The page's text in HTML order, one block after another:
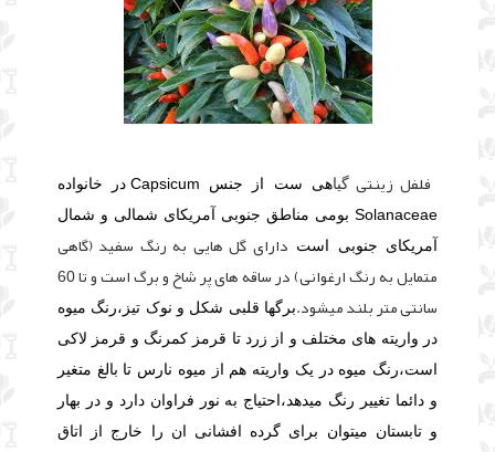
فلفل زینتیگیا
هی ست از جنس Capsicum در خانواده
Solanaceae بومی مناطق جنوبی آمریکای شمالی و شمال
آمریکای جنوبی است دارای گل هایی به رنگ سفید (گاهی
متمایل به رنگ ارغوانی) در ساقه های پر شاخ و برگ است و تا 60
سانتی متر بلند میشود.برگها قلبی شکل و نوک تیز،رنگ میوه
در واریته های مختلف و از زرد تا قرمز کمرنگ و قرمز لاکی
است،رنگ میوه در یک واریته هم از میوه نارس تا بالغ متغیر
و دائما تغییر رنگ میدهد،احتیاج به نور فراوان دارد و در بهار
و تابستان میتوان برای گرده افشانی ان را خارج از اتاق